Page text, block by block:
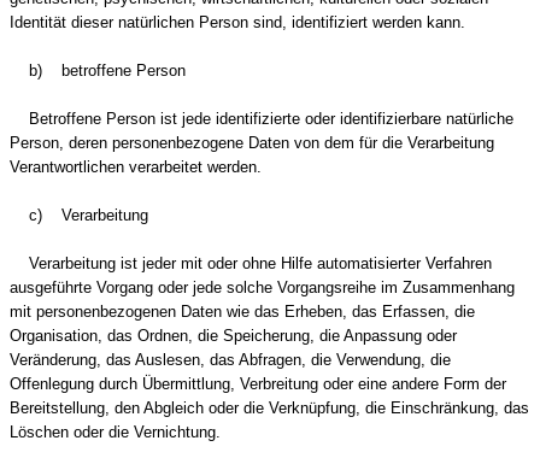
Identität dieser natürlichen Person sind, identifiziert werden kann.
b) betroffene Person
Betroffene Person ist jede identifizierte oder identifizierbare natürliche
Person, deren personenbezogene Daten von dem für die Verarbeitung
Verantwortlichen verarbeitet werden.
c) Verarbeitung
Verarbeitung ist jeder mit oder ohne Hilfe automatisierter Verfahren
ausgeführte Vorgang oder jede solche Vorgangsreihe im Zusammenhang
mit personenbezogenen Daten wie das Erheben, das Erfassen, die
Organisation, das Ordnen, die Speicherung, die Anpassung oder
Veränderung, das Auslesen, das Abfragen, die Verwendung, die
Offenlegung durch Übermittlung, Verbreitung oder eine andere Form der
Bereitstellung, den Abgleich oder die Verknüpfung, die Einschränkung, das
Löschen oder die Vernichtung.